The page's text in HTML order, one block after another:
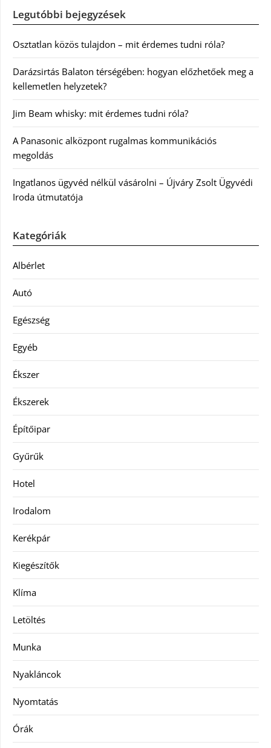
Legutóbbi bejegyzések
Osztatlan közös tulajdon – mit érdemes tudni róla?
Darázsirtás Balaton térségében: hogyan előzhetőek meg a
kellemetlen helyzetek?
Jim Beam whisky: mit érdemes tudni róla?
A Panasonic alközpont rugalmas kommunikációs
megoldás
Ingatlanos ügyvéd nélkül vásárolni – Újváry Zsolt Ügyvédi
Iroda útmutatója
Kategóriák
Albérlet
Autó
Egészség
Egyéb
Ékszer
Ékszerek
Építőipar
Gyűrűk
Hotel
Irodalom
Kerékpár
Kiegészítők
Klíma
Letöltés
Munka
Nyakláncok
Nyomtatás
Órák